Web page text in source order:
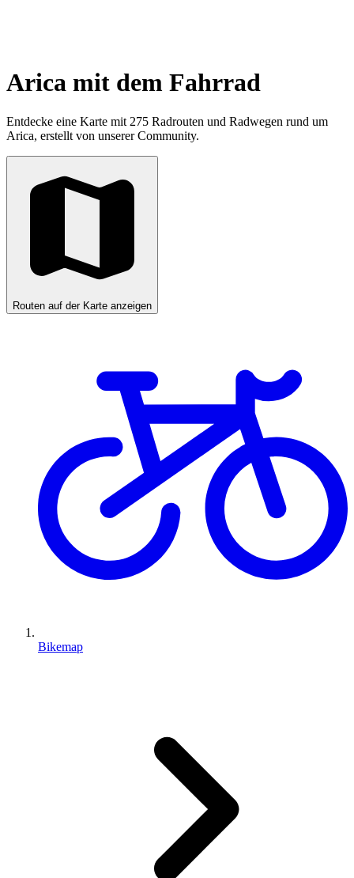
Arica mit dem Fahrrad
Entdecke eine Karte mit 275 Radrouten und Radwegen rund um
Arica, erstellt von unserer Community.
Routen auf der Karte anzeigen
Bikemap